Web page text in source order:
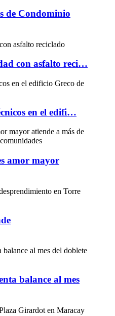
de Condominio
con asfalto reci…
en el edifi…
amor mayor
balance al mes